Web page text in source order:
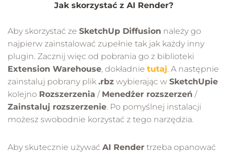
Jak skorzystać z AI Render?
Aby skorzystać ze SketchUp Diffusion należy go
najpierw zainstalować zupełnie tak jak każdy inny
plugin. Zacznij więc od pobrania go z biblioteki
Extension Warehouse, dokładnie tutaj. A następnie
zainstaluj pobrany plik .rbz wybierając w SketchUpie
kolejno Rozszerzenia / Menedżer rozszerzeń /
Zainstaluj rozszerzenie. Po pomyślnej instalacji
możesz swobodnie korzystać z tego narzędzia.
Aby skutecznie używać AI Render trzeba opanować